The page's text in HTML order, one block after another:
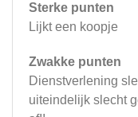
Sterke punten
Lijkt een koopje
Zwakke punten
Dienstverlening
uiteindelijk slecht